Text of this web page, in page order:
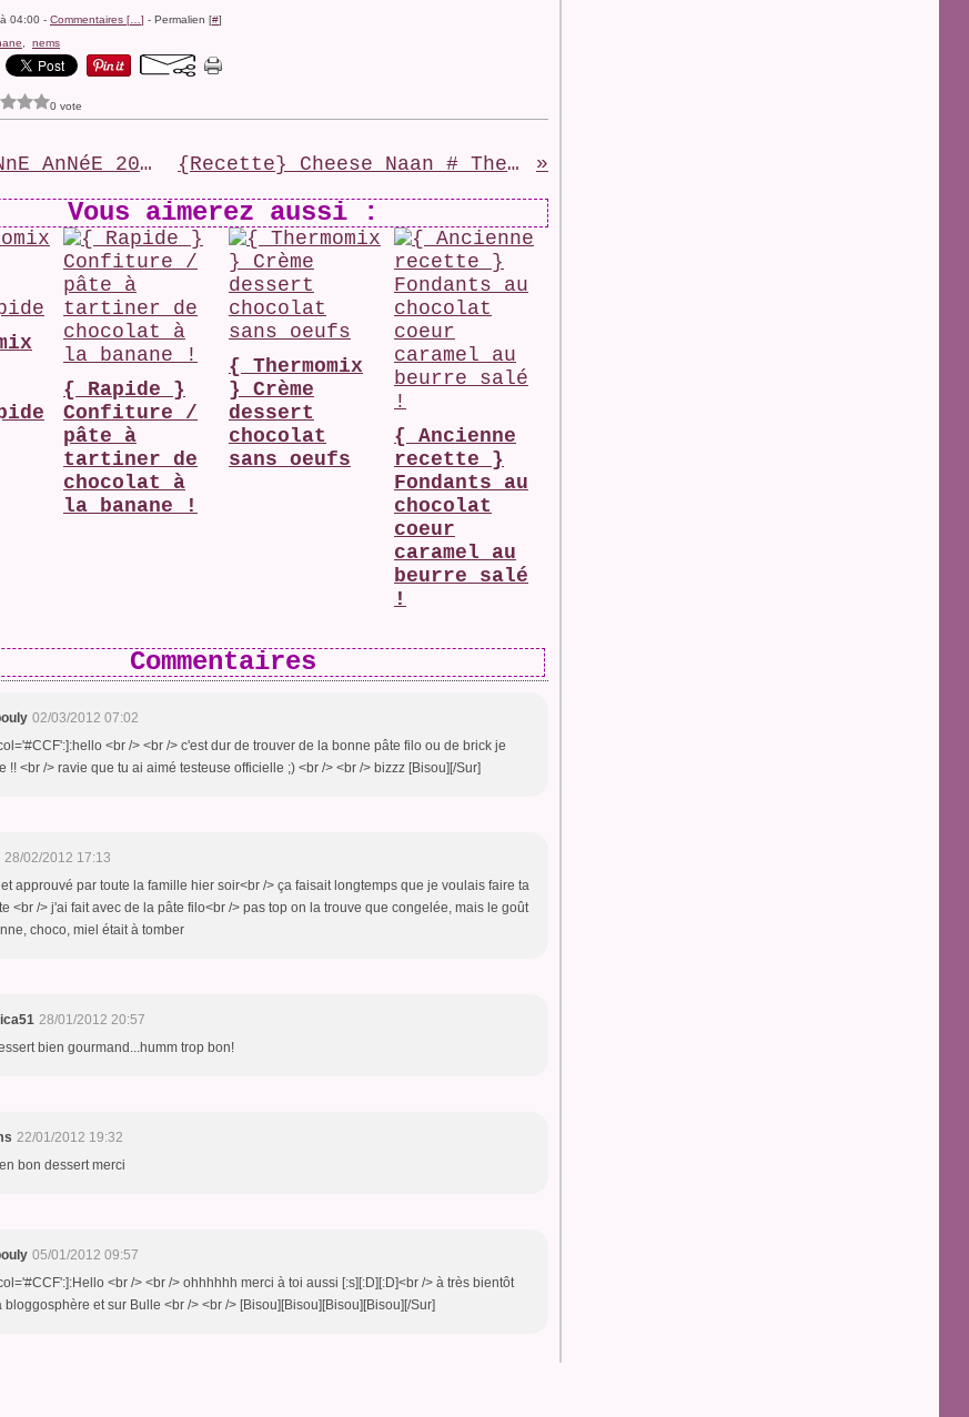
04:00 - Commentaires [ ] - Permalien [#]
nems
0 vote
-*- BoNnE AnNéE 2012 -*- {Recette} Cheese Naan # Thermomix #
Vous aimerez aussi :
{ Rapide }
Confiture /
pâte à
tartiner de
chocolat à
la banane !
{ Thermomix
} Crème
dessert
chocolat
sans oeufs
{ Ancienne
recette }
Fondants au
chocolat
coeur
caramel au
beurre salé
!
Commentaires
02/03/2012 07:02
<br /> <br /> c'est dur de trouver de la bonne pâte filo ou de brick je
!! <br /> ravie que tu ai aimé testeuse officielle ;) <br /> <br /> bizzz [Bisou][/Sur]
28/02/2012 17:13
approuvé par toute la famille hier soir<br /> ça faisait longtemps que je voulais faire ta
<br /> j'ai fait avec de la pâte filo<br /> pas top on la trouve que congelée, mais le goût
choco, miel était à tomber
28/01/2012 20:57
bien gourmand...humm trop bon!
22/01/2012 19:32
bon dessert merci
05/01/2012 09:57
<br /> <br /> ohhhhhh merci à toi aussi [:s][:D][:D]<br /> à très bientôt
bloggosphère et sur Bulle <br /> <br /> [Bisou][Bisou][Bisou][Bisou][/Sur]